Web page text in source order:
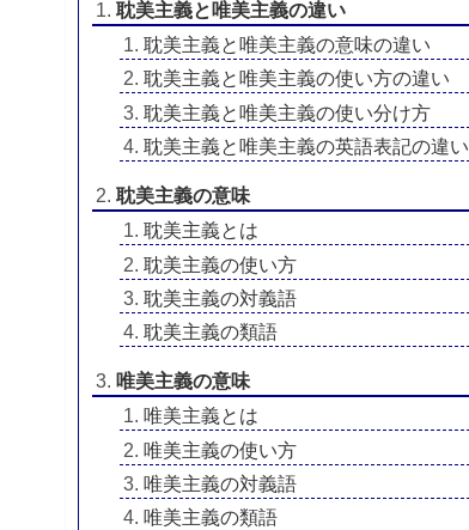
耽美主義と唯美主義の違い
耽美主義と唯美主義の意味の違い
耽美主義と唯美主義の使い方の違い
耽美主義と唯美主義の使い分け方
耽美主義と唯美主義の英語表記の違い
耽美主義の意味
耽美主義とは
耽美主義の使い方
耽美主義の対義語
耽美主義の類語
唯美主義の意味
唯美主義とは
唯美主義の使い方
唯美主義の対義語
唯美主義の類語